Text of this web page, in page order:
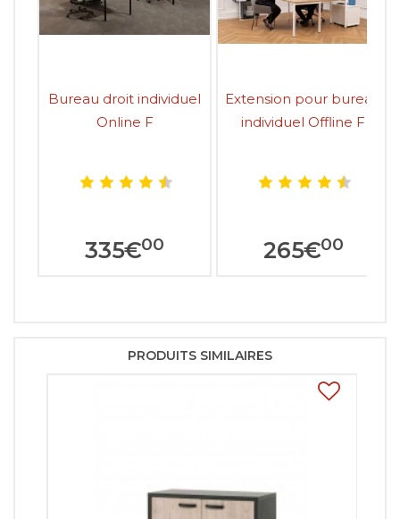
Bureau droit individuel
Online F
335€00
Extension pour bureau
individuel Offline F
265€00
PRODUITS SIMILAIRES